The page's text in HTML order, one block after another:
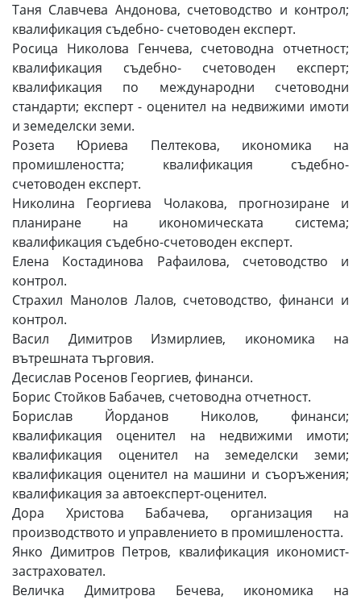
Таня Славчева Андонова, счетоводство и контрол;
квалификация съдебно- счетоводен експерт.
Росица Николова Генчева, счетоводна отчетност;
квалификация съдебно- счетоводен експерт;
квалификация по международни счетоводни
стандарти; експерт - оценител на недвижими имоти
и земеделски земи.
Розета Юриева Пелтекова, икономика на
промишлеността; квалификация съдебно-
счетоводен експерт.
Николина Георгиева Чолакова, прогнозиране и
планиране на икономическата система;
квалификация съдебно-счетоводен експерт.
Елена Костадинова Рафаилова, счетоводство и
контрол.
Страхил Манолов Лалов, счетоводство, финанси и
контрол.
Васил Димитров Измирлиев, икономика на
вътрешната търговия.
Десислав Росенов Георгиев, финанси.
Борис Стойков Бабачев, счетоводна отчетност.
Борислав Йорданов Николов, финанси;
квалификация оценител на недвижими имоти;
квалификация оценител на земеделски земи;
квалификация оценител на машини и съоръжения;
квалификация за автоексперт-оценител.
Дора Христова Бабачева, организация на
производството и управлението в промишлеността.
Янко Димитров Петров, квалификация икономист-
застраховател.
Величка Димитрова Бечева, икономика на